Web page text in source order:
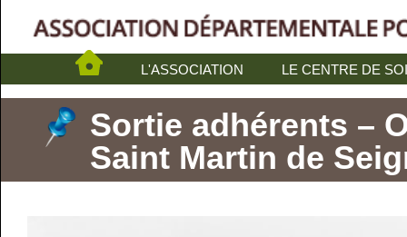
L'ASSOCIATION LE CENTRE DE
Sortie adhérents –
Saint Martin de